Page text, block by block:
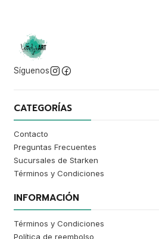
Síguenos
CATEGORÍAS
Contacto
Preguntas Frecuentes
Sucursales de Starken
Términos y Condiciones
INFORMACIÓN
Términos y Condiciones
Política de reembolso